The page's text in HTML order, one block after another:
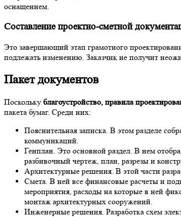
оснащением.
Составление проектно-сметной
Это завершающий этап грамотного
подлежать изменению. Заказчик не получит
Пакет документов
Поскольку благоустройство, правила
пакета бумаг. Среди них:
Пояснительная записка. В этом разделе
коммуникаций.
Генплан. Это основной раздел. В нем
разбивочный чертеж, план, разрезы и
Архитектурные решения. В этой части
Смета. В ней все финансовые расчеты и
мероприятия, расходы на которые в ней
монтаж архитектурных сооружений.
Инженерные решения. Разработка схем